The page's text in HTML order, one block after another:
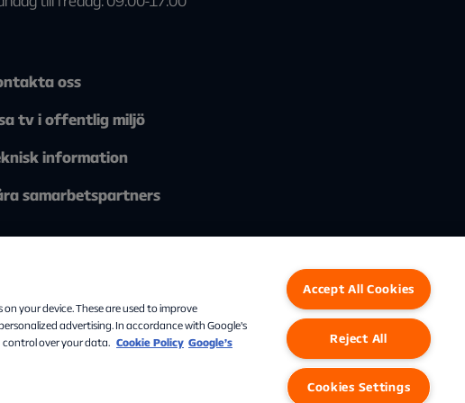
oss
tv i offentlig miljö
information
samarbetspartners
Cookies Settings
your device. These are used to improve
advertising. In accordance with Google's
control over your data. Cookie Policy Google’s
Accept All Cookies
Reject All
Cookies Settings